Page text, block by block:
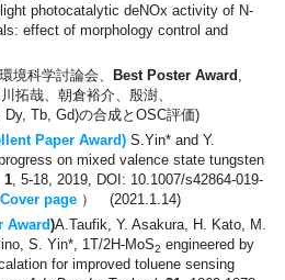
photocatalytic deNOx activity of N-
effect of morphology control and
境科学討論会、
Best Poster Award ,
拓哉、朝倉裕介、殷澍、
Dy, Tb, Gd)の合成とOSC評価)
Paper Award) S.Yin* and Y.
on mixed valence state tungsten
1, 5-18, 2019, DOI: 10.1007/s42864-019-
Cover page ） (2021.1.14)
Award)A.Taufik, Y. Asakura, H. Kato, M.
S. Yin*, 1T/2H-MoS2 engineered by
for improved toluene sensing